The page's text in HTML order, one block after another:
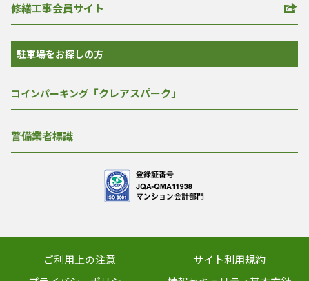
修繕工事会員サイト
駐車場をお探しの方
コインパーキング 「クレアスパーク」
警備業者標識
ご利用上の注意
サイト利用規約